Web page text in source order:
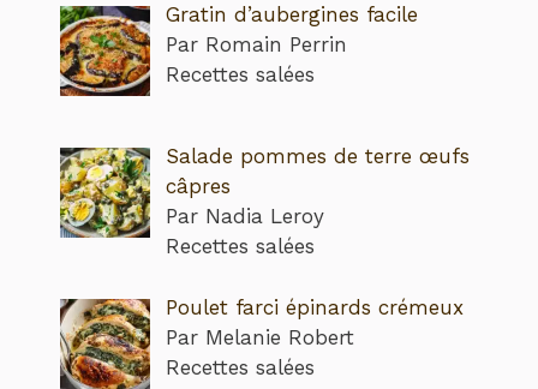
Gratin d’aubergines facile
Par Romain Perrin
Recettes salées
Salade pommes de terre œufs
câpres
Par Nadia Leroy
Recettes salées
Poulet farci épinards crémeux
Par Melanie Robert
Recettes salées